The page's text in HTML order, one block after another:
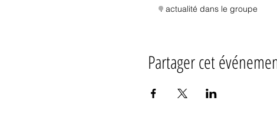
1 actualité dans le groupe
Partager cet